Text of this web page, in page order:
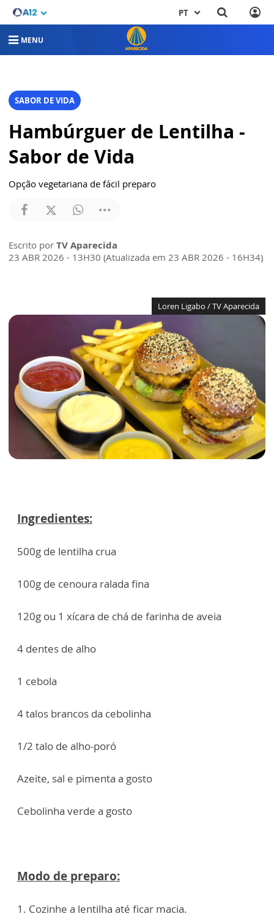
PT
MENU
SABOR DE VIDA
Hambúrguer de Lentilha -
Sabor de Vida
Opção vegetariana de fácil preparo
Escrito por TV Aparecida
23 ABR 2026 - 13H30 (Atualizada em 23 ABR 2026 - 16H34)
Loren Ligabo / TV Aparecida
Ingredientes:
500g de lentilha crua
100g de cenoura ralada fina
120g ou 1 xícara de chá de farinha de aveia
4 dentes de alho
1 cebola
4 talos brancos da cebolinha
1/2 talo de alho-poró
Azeite, sal e pimenta a gosto
Cebolinha verde a gosto
Modo de preparo:
1. Cozinhe a lentilha até ficar macia.